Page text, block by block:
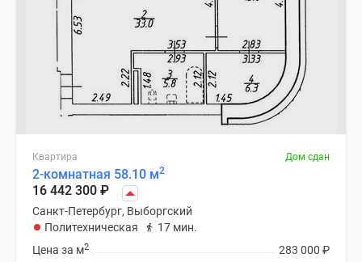
Квартира Дом сдан
2-комнатная 58.10 м2
16 442 300 ₽
Санкт-Петербург, Выборгский
Политехническая
17 мин.
283 000 ₽
Цена за м2